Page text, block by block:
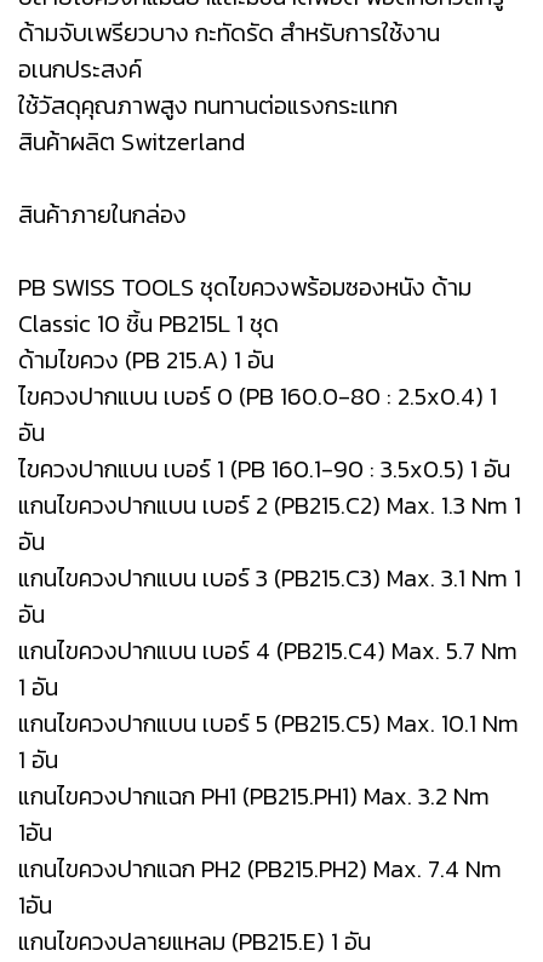
ด้ามจับเพรียวบาง กะทัดรัด สำหรับการใช้งาน
อเนกประสงค์
ใช้วัสดุคุณภาพสูง ทนทานต่อแรงกระแทก
สินค้าผลิต Switzerland
สินค้าภายในกล่อง
PB SWISS TOOLS ชุดไขควงพร้อมซองหนัง ด้าม
Classic 10 ชิ้น PB215L 1 ชุด
ด้ามไขควง (PB 215.A) 1 อัน
ไขควงปากแบน เบอร์ 0 (PB 160.0-80 : 2.5x0.4) 1
อัน
ไขควงปากแบน เบอร์ 1 (PB 160.1-90 : 3.5x0.5) 1 อัน
แกนไขควงปากแบน เบอร์ 2 (PB215.C2) Max. 1.3 Nm 1
อัน
แกนไขควงปากแบน เบอร์ 3 (PB215.C3) Max. 3.1 Nm 1
อัน
แกนไขควงปากแบน เบอร์ 4 (PB215.C4) Max. 5.7 Nm
1 อัน
แกนไขควงปากแบน เบอร์ 5 (PB215.C5) Max. 10.1 Nm
1 อัน
แกนไขควงปากแฉก PH1 (PB215.PH1) Max. 3.2 Nm
1อัน
แกนไขควงปากแฉก PH2 (PB215.PH2) Max. 7.4 Nm
1อัน
แกนไขควงปลายแหลม (PB215.E) 1 อัน